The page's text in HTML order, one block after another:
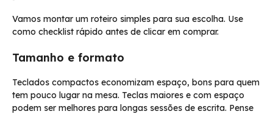
Vamos montar um roteiro simples para sua escolha. Use
como checklist rápido antes de clicar em comprar.
Tamanho e formato
Teclados compactos economizam espaço, bons para quem
tem pouco lugar na mesa. Teclas maiores e com espaço
podem ser melhores para longas sessões de escrita. Pense